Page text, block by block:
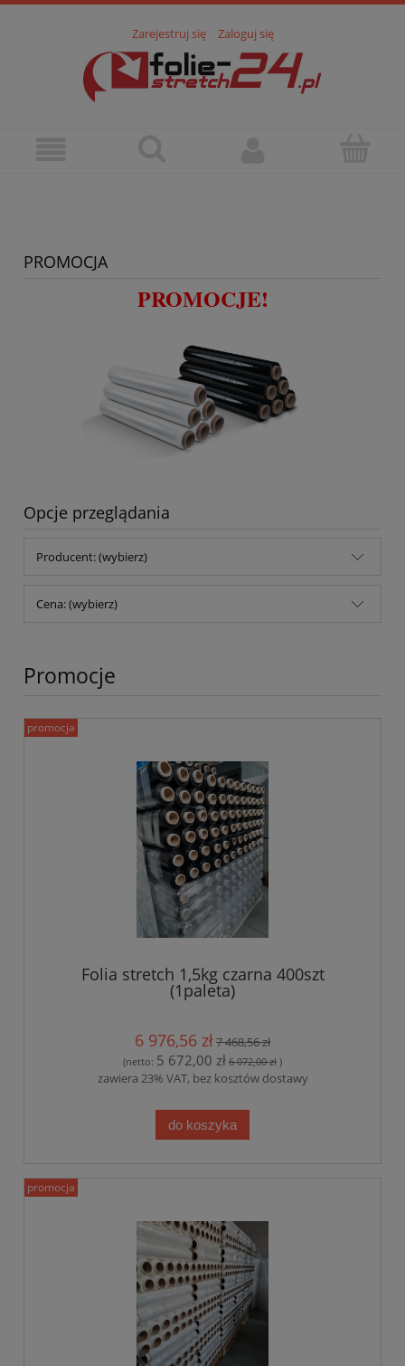
Zarejestruj się Zaloguj się
PROMOCJA
PROMOCJE!
Opcje przeglądania
Producent: (wybierz)
Cena: (wybierz)
Promocje
Folia stretch 1,5kg czarna 400szt
(1paleta)
6 976,56 zł7 468,56 zł
(netto: 5 672,00 zł 6 072,00 zł )
zawiera 23% VAT, bez kosztów dostawy
do koszyka
promocja
promocja